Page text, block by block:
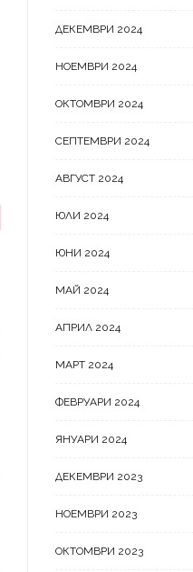
Кафе пауза
ДЕКЕМВРИ 2024
НОЕМВРИ 2024
ОКТОМВРИ 2024
СЕПТЕМВРИ 2024
АВГУСТ 2024
ЮЛИ 2024
ЮНИ 2024
МАЙ 2024
АПРИЛ 2024
МАРТ 2024
ФЕВРУАРИ 2024
ЯНУАРИ 2024
ДЕКЕМВРИ 2023
НОЕМВРИ 2023
ОКТОМВРИ 2023